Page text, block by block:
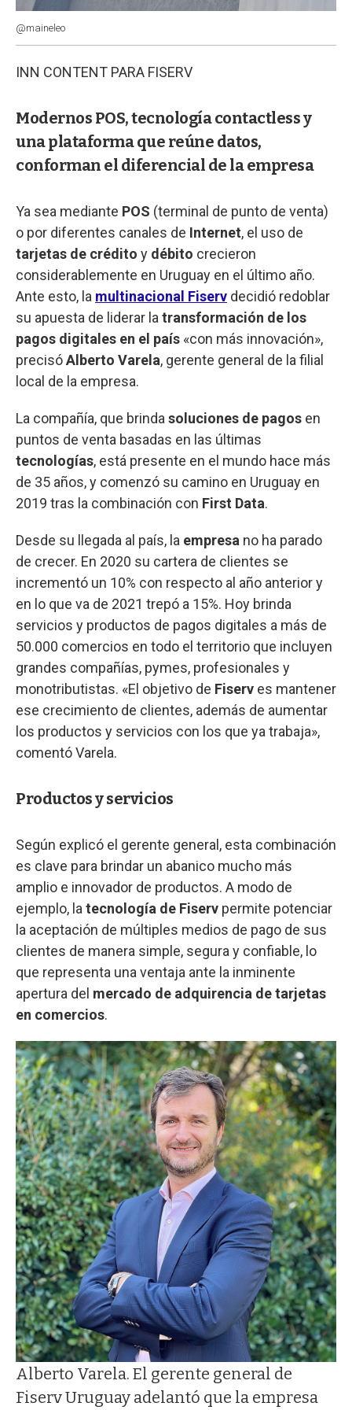
@maineleo
INN CONTENT PARA FISERV
Modernos POS, tecnología contactless y
una plataforma que reúne datos,
conforman el diferencial de la empresa
Ya sea mediante POS (terminal de punto de venta)
o por diferentes canales de Internet, el uso de
tarjetas de crédito y débito crecieron
considerablemente en Uruguay en el último año.
Ante esto, la multinacional Fiserv decidió redoblar
su apuesta de liderar la transformación de los
pagos digitales en el país «con más innovación»,
precisóAlberto Varela, gerente general de la filial
local de la empresa.
La compañía, que brinda soluciones de pagos en
puntos de venta basadas en las últimas
tecnologías, está presente en el mundo hace más
de 35 años, y comenzó su camino en Uruguay en
2019 tras la combinación con First Data.
Desde su llegada al país, la empresa no ha parado
de crecer. En 2020 su cartera de clientes se
incrementó un 10% con respecto al año anterior y
en lo que va de 2021 trepó a 15%. Hoy brinda
servicios y productos de pagos digitales a más de
50.000 comercios en todo el territorio que incluyen
grandes compañías, pymes, profesionales y
monotributistas. «El objetivo de Fiserv es mantener
ese crecimiento de clientes, además de aumentar
los productos y servicios con los que ya trabaja»,
comentó Varela.
Productos y servicios
Según explicó el gerente general, esta combinación
es clave para brindar un abanico mucho más
amplio e innovador de productos. A modo de
ejemplo, la tecnología de Fiserv permite potenciar
la aceptación de múltiples medios de pago de sus
clientes de manera simple, segura y confiable, lo
que representa una ventaja ante la inminente
apertura del mercado de adquirencia de tarjetas
en comercios.
Alberto Varela. El gerente general de
Fiserv Uruguay adelantó que la empresa